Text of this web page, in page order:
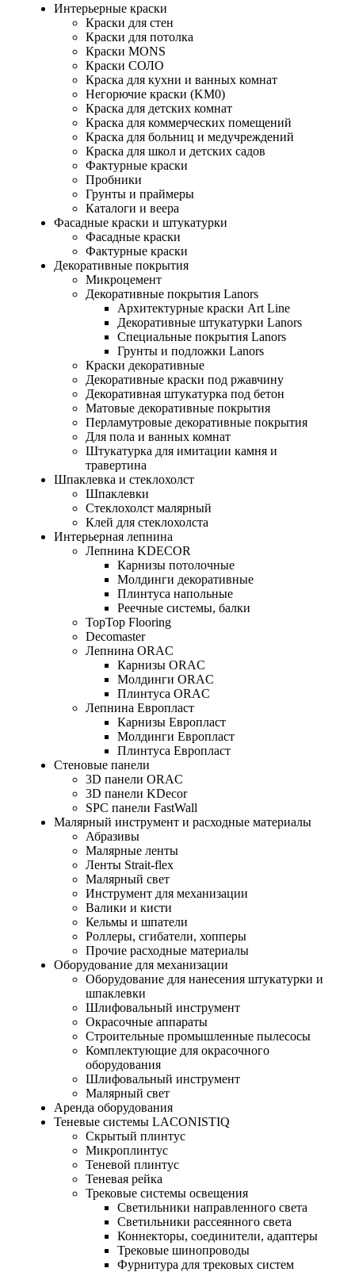
Интерьерные краски
Краски для стен
Краски для потолка
Краски MONS
Краски СОЛО
Краска для кухни и ванных комнат
Негорючие краски (KM0)
Краска для детских комнат
Краска для коммерческих помещений
Краска для больниц и медучреждений
Краска для школ и детских садов
Фактурные краски
Пробники
Грунты и праймеры
Каталоги и веера
Фасадные краски и штукатурки
Фасадные краски
Фактурные краски
Декоративные покрытия
Микроцемент
Декоративные покрытия Lanors
Архитектурные краски Art Line
Декоративные штукатурки Lanors
Специальные покрытия Lanors
Грунты и подложки Lanors
Краски декоративные
Декоративные краски под ржавчину
Декоративная штукатурка под бетон
Матовые декоративные покрытия
Перламутровые декоративные покрытия
Для пола и ванных комнат
Штукатурка для имитации камня и
травертина
Шпаклевка и стеклохолст
Шпаклевки
Стеклохолст малярный
Клей для стеклохолста
Интерьерная лепнина
Лепнина KDECOR
Карнизы потолочные
Молдинги декоративные
Плинтуса напольные
Реечные системы, балки
TopTop Flooring
Decomaster
Лепнина ORAC
Карнизы ORAC
Молдинги ORAC
Плинтуса ORAC
Лепнина Европласт
Карнизы Европласт
Молдинги Европласт
Плинтуса Европласт
Стеновые панели
3D панели ORAC
3D панели KDecor
SPC панели FastWall
Малярный инструмент и расходные материалы
Абразивы
Малярные ленты
Ленты Strait-flex
Малярный свет
Инструмент для механизации
Валики и кисти
Кельмы и шпатели
Роллеры, сгибатели, хопперы
Прочие расходные материалы
Оборудование для механизации
Оборудование для нанесения штукатурки и
шпаклевки
Шлифовальный инструмент
Окрасочные аппараты
Строительные промышленные пылесосы
Комплектующие для окрасочного
оборудования
Шлифовальный инструмент
Малярный свет
Аренда оборудования
Теневые системы LACONISTIQ
Скрытый плинтус
Микроплинтус
Теневой плинтус
Теневая рейка
Трековые системы освещения
Светильники направленного света
Светильники рассеянного света
Коннекторы, соединители, адаптеры
Трековые шинопроводы
Фурнитура для трековых систем